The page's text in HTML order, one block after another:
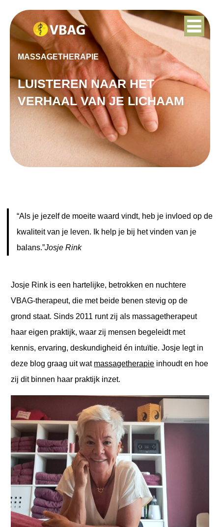
MASSAGETHERAPIE
LUISTEREN NAAR HET
VERHAAL VAN JE LICHAAM
“Als je jezelf de moeite waard vindt, heb je invloed op de
kwaliteit van je leven.
Ik help je bij het vinden van je
balans.”Josje Rink
Josje Rink is een hartelijke, betrokken en nuchtere
VBAG-therapeut, die met beide benen stevig op de
grond staat. Sinds 2011 runt zij als massagetherapeut
haar eigen praktijk, waar zij mensen begeleidt met
kennis, ervaring, deskundigheid én intuïtie. Josje legt in
deze blog graag uit wat massagetherapie inhoudt en hoe
zij dit binnen haar praktijk inzet.